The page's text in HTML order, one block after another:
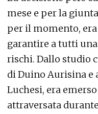
mese e per la
per il momento,
garantire a tutti
rischi. Dallo studio
di Duino Aurisina e
Luchesi, era
attraversata